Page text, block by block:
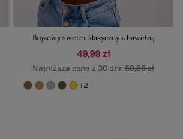
Brązowy sweter klasyczny z bawełną
49,99 zł
Najniższa cena z 30 dni:59,99 zł
+2